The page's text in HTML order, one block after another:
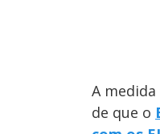
A
de que o